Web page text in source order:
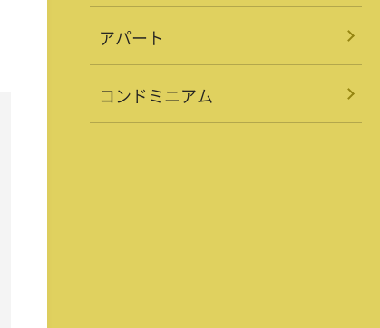
アパート
コンドミニアム